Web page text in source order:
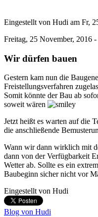
Eingestellt von Hudi am Fr,
Freitag, 25 November, 2016 -
Wir dürfen bauen
Gestern kam nun die
Freistellungsverfahren
Somit könnte der Bau ab
soweit wären
Jetzt heißt es warten auf die
die anschließende
Wann wir dann wirklich mit
dann von der Verfügbarkeit
Wetter ab. Sollte es ein
Baubeginn sicher nicht vor
Eingestellt von Hudi
Blog von Hudi